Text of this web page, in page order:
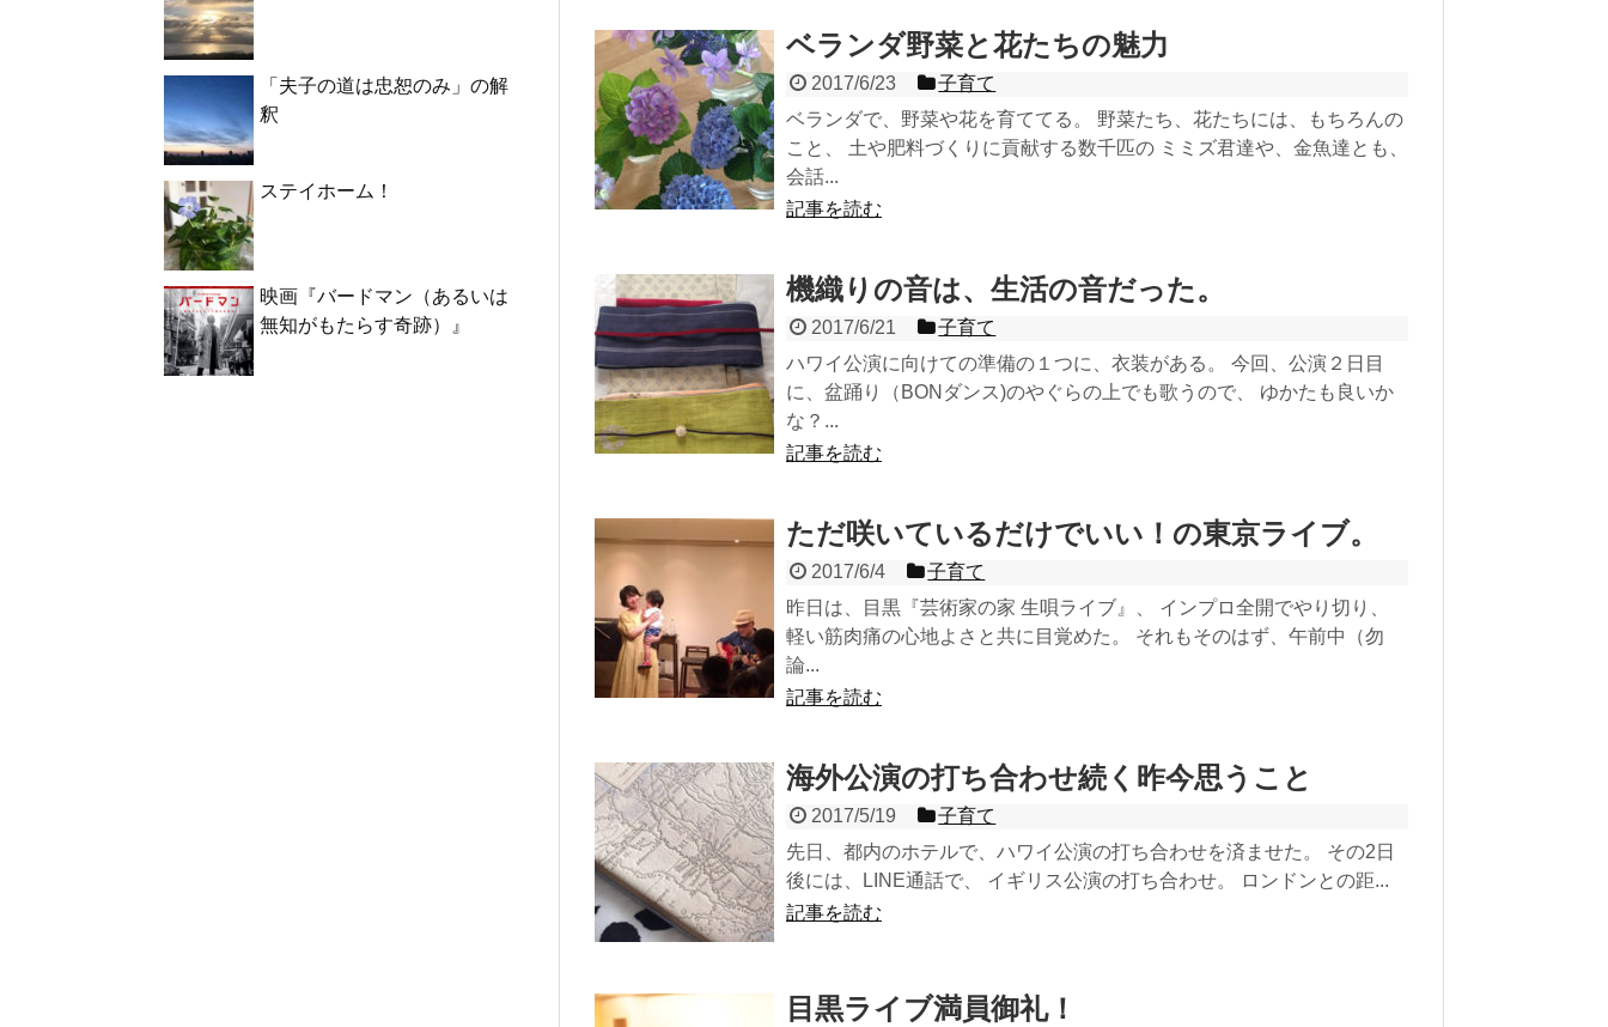
ベランダ野菜と花たちの魅力
2017/6/23
子育て
ベランダで、野菜や花を育ててる。 野菜たち、花たちには、もちろんの
こと、 土や肥料づくりに貢献する数千匹の ミミズ君達や、金魚達とも、
会話...
記事を読む
機織りの音は、生活の音だった。
2017/6/21
子育て
ハワイ公演に向けての準備の１つに、衣装がある。 今回、公演２日目
に、盆踊り（BONダンス)のやぐらの上でも歌うので、 ゆかたも良いか
な？...
記事を読む
ただ咲いているだけでいい！の東京ライブ。
2017/6/4
子育て
昨日は、目黒『芸術家の家 生唄ライブ』、 インプロ全開でやり切り、
軽い筋肉痛の心地よさと共に目覚めた。 それもそのはず、午前中（勿
論...
記事を読む
海外公演の打ち合わせ続く昨今思うこと
2017/5/19
子育て
先日、都内のホテルで、ハワイ公演の打ち合わせを済ませた。 その2日
後には、LINE通話で、 イギリス公演の打ち合わせ。 ロンドンとの距...
記事を読む
目黒ライブ満員御礼！
「夫子の道は忠恕のみ」の解
釈
ステイホーム！
映画『バードマン（あるいは
無知がもたらす奇跡）』